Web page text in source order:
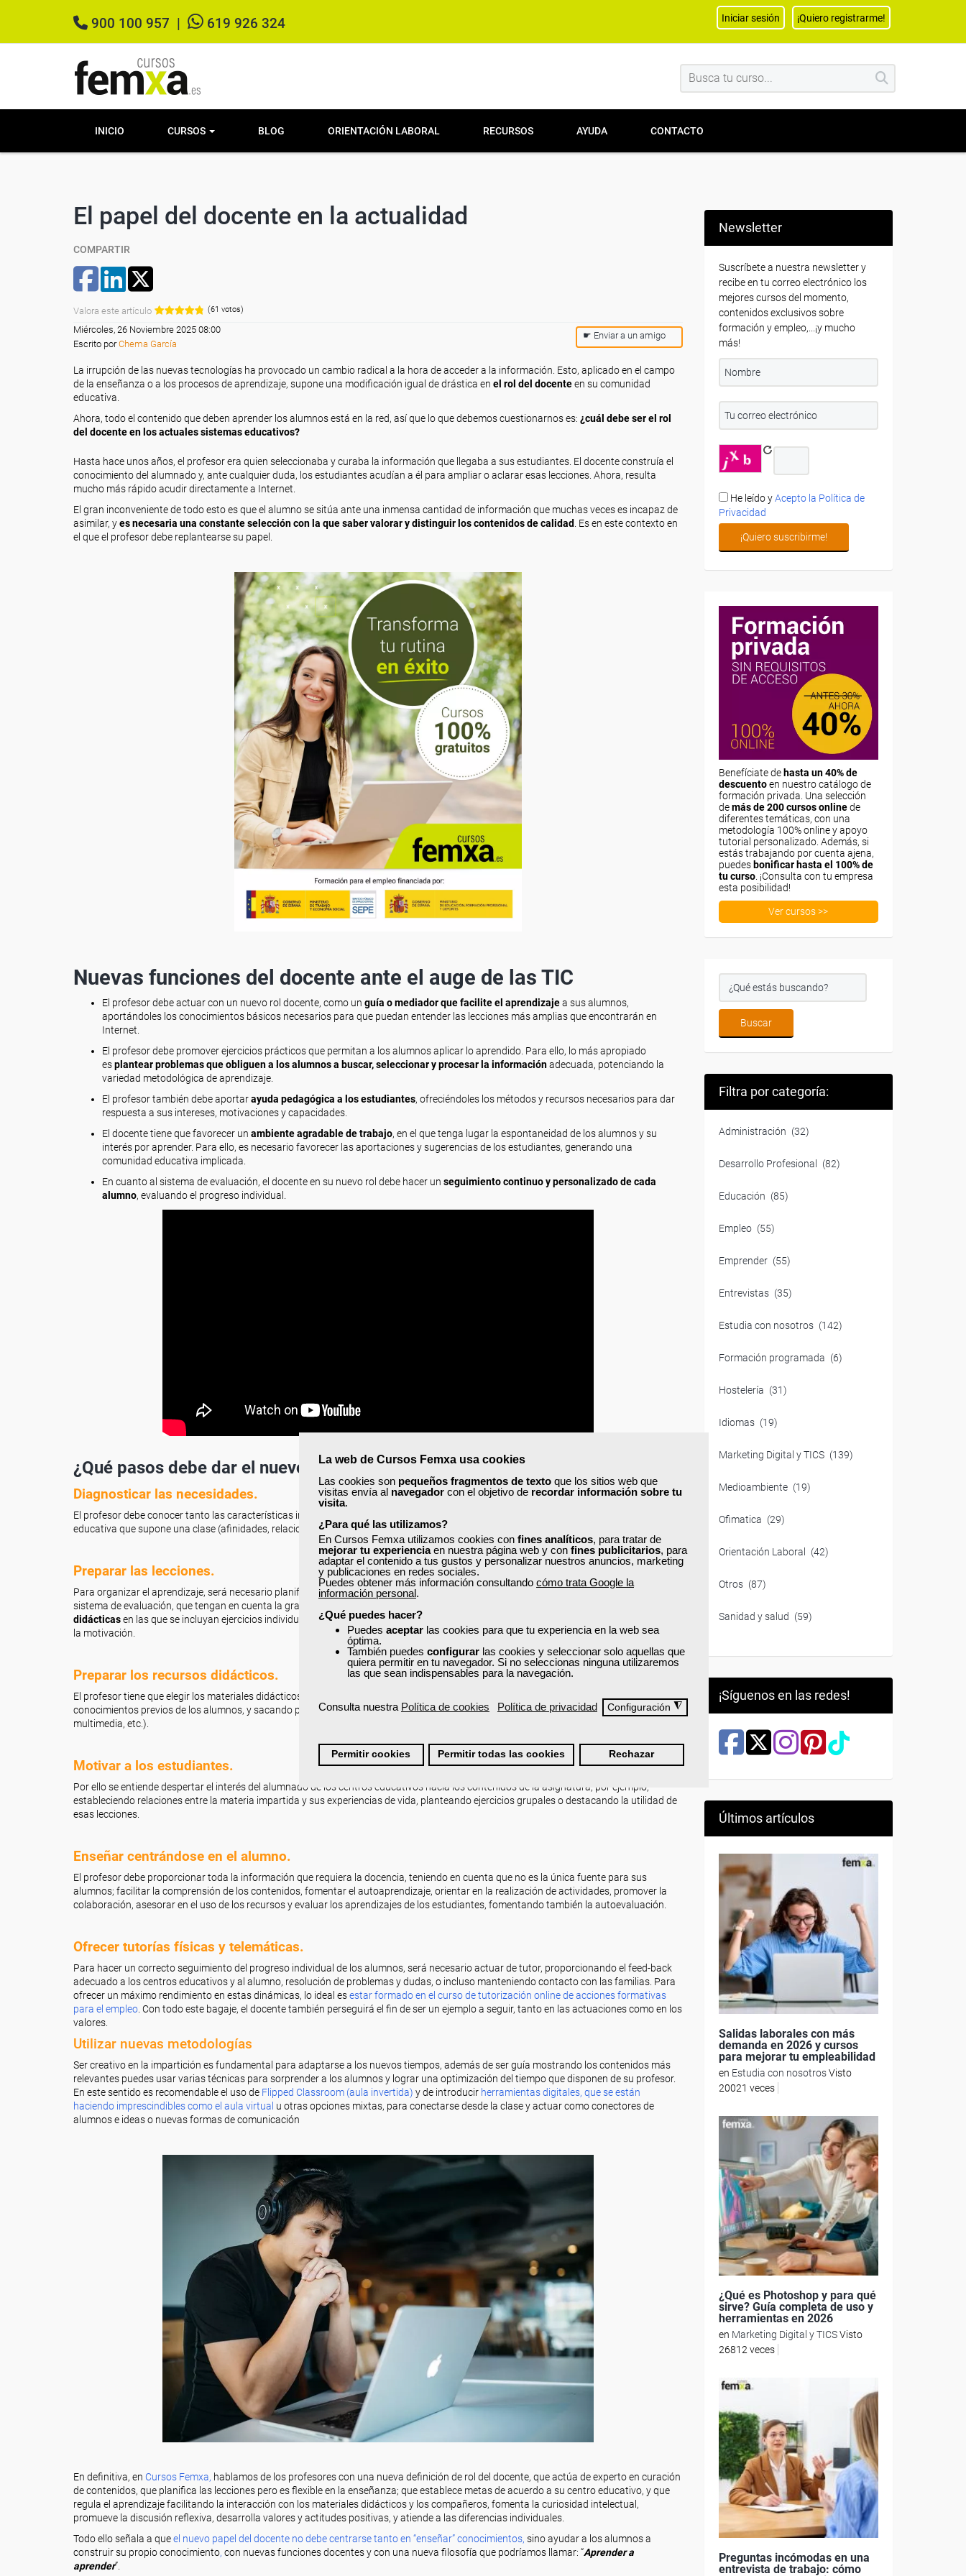
La web de Cursos Femxa usa cookies
Las cookies son pequeños fragmentos de texto que los sitios web que
visitas envía al navegador con el objetivo de recordar información sobre tu
visita.
¿Para qué las utilizamos?
En Cursos Femxa utilizamos cookies con fines analíticos, para tratar de
mejorar tu experienciaen nuestra página web y con fines publicitarios, para
adaptar el contenido a tus gustos y personalizar nuestros anuncios, marketing
y publicaciones en redes sociales.
Puedes obtener más información consultando cómo trata Google la
información personal.
¿Qué puedes hacer?
Puedes aceptar las cookies para que tu experiencia en la web sea
óptima.
También puedes configurar las cookies y seleccionar solo aquellas que
quiera permitir en tu navegador. Si no seleccionas ninguna utilizaremos
las que sean indispensables para la navegación.
Consulta nuestra Política de cookies Política de privacidad Configuración ◮
Permitir cookies Permitir todas las cookies Rechazar
900 100 957 619 926 324 Iniciar sesión ¡Quiero registrarme!
INICIO CURSOS BLOG ORIENTACIÓN LABORAL RECURSOS AYUDA CONTACTO
El papel del docente en la actualidad
COMPARTIR
Valora este artículo (61 votos)
Miércoles, 26 Noviembre 2025 08:00
Escrito porChema García
☛ Enviar a un amigo
La irrupción de las nuevas tecnologías ha provocado un cambio radical a la hora de acceder a la información. Esto, aplicado en el campo
de la enseñanza o a los procesos de aprendizaje, supone una modificación igual de drástica en el rol del docenteen su comunidad
educativa.
Ahora, todo el contenido que deben aprender los alumnos está en la red, así que lo que debemos cuestionarnos es: ¿cuál debe ser el rol
del docente en los actuales sistemas educativos?
Hasta hace unos años, el profesor era quien seleccionaba y curaba la información que llegaba a sus estudiantes. El docente construía el
conocimiento del alumnado y, ante cualquier duda, los estudiantes acudían a él para ampliar o aclarar esas lecciones. Ahora, resulta
mucho más rápido acudir directamente a Internet.
El gran inconveniente de todo esto es que el alumno se sitúa ante una inmensa cantidad de información que muchas veces es incapaz de
asimilar, yes necesaria una constante selección con la que saber valorar y distinguir los contenidos de calidad . Es en este contexto en
el que el profesor debe replantearse su papel.
Nuevas funciones del docente ante el auge de las TIC
El profesor debe actuar con un nuevo rol docente, como un guía o mediador que facilite el aprendizajea sus alumnos,
aportándoles los conocimientos básicos necesarios para que puedan entender las lecciones más amplias que encontrarán en
Internet.
El profesor debe promover ejercicios prácticos que permitan a los alumnos aplicar lo aprendido. Para ello, lo más apropiado
esplantear problemas que obliguen a los alumnos a buscar, seleccionar y procesar la informaciónadecuada, potenciando la
variedad metodológica de aprendizaje.
El profesor también debe aportarayuda pedagógica a los estudiantes, ofreciéndoles los métodos y recursos necesarios para dar
respuesta a sus intereses, motivaciones y capacidades.
El docente tiene que favorecer un ambiente agradable de trabajo, en el que tenga lugar la espontaneidad de los alumnos y su
interés por aprender. Para ello, es necesario favorecer las aportaciones y sugerencias de los estudiantes, generando una
comunidad educativa implicada.
En cuanto al sistema de evaluación, el docente en su nuevo rol debe hacer un seguimiento continuo y personalizado de cada
alumno, evaluando el progreso individual.
¿Qué pasos debe dar el nuevo docente?
Diagnosticar las necesidades.
El profesor debe conocer tanto las características individuales de cada alumno, como las necesidades grupales de la comunidad
educativa que supone una clase (afinidades, relaciones, experiencia, etc.).
Preparar las lecciones.
Para organizar el aprendizaje, será necesario planificar el curso mediante objetivos, contenidos, actividades, materiales didácticos y un
sistema de evaluación, que tengan en cuenta la gran variedad de recursos que ofrece Internet. Así, el profesor debe preparar
didácticasen las que se incluyan ejercicios individuales y colectivos, que promuevan el aprendizaje autónomo, la memoria constructiva y
la motivación.
Preparar los recursos didácticos.
El profesor tiene que elegir los materiales didácticos que se emplearán, también cuándo y cómo, estructurando su uso en función de los
conocimientos previos de los alumnos, y sacando partido a los diferentes canales de información y lenguajes (hipertextos, iconos,
multimedia, etc.).
Motivar a los estudiantes.
Por ello se entiende despertar el interés del alumnado de los centros educativos hacia los contenidos de la asignatura, por ejemplo,
estableciendo relaciones entre la materia impartida y sus experiencias de vida, planteando ejercicios grupales o destacando la utilidad de
esas lecciones.
Enseñar centrándose en el alumno.
El profesor debe proporcionar toda la información que requiera la docencia, teniendo en cuenta que no es la única fuente para sus
alumnos; facilitar la comprensión de los contenidos, fomentar el autoaprendizaje, orientar en la realización de actividades, promover la
colaboración, asesorar en el uso de los recursos y evaluar los aprendizajes de los estudiantes, fomentando también la autoevaluación.
Ofrecer tutorías físicas y telemáticas.
Para hacer un correcto seguimiento del progreso individual de los alumnos, será necesario actuar de tutor, proporcionando el feed-back
adecuado a los centros educativos y al alumno, resolución de problemas y dudas, o incluso manteniendo contacto con las familias. Para
ofrecer un máximo rendimiento en estas dinámicas, lo ideal esestar formado en el curso de tutorización online de acciones formativas
para el empleo . Con todo este bagaje, el docente también perseguirá el fin de ser un ejemplo a seguir, tanto en las actuaciones como en los
valores.
Utilizar nuevas metodologías
Ser creativo en la impartición es fundamental para adaptarse a los nuevos tiempos, además de ser guía mostrando los contenidos más
relevantes puedes usar varias técnicas para sorprender a los alumnos y lograr una optimización del tiempo que disponen de su profesor.
En este sentido es recomendable el uso de Flipped Classroom (aula invertida) y de introducir herramientas digitales, que se están
haciendo imprescindibles como el aula virtual u otras opciones mixtas, para conectarse desde la clase y actuar como conectores de
alumnos e ideas o nuevas formas de comunicación
En definitiva, en Cursos Femxa, hablamos de los profesores con una nueva definición de rol del docente, que actúa de experto en curación
de contenidos, que planifica las lecciones pero es flexible en la enseñanza; que establece metas de acuerdo a su centro educativo, y que
regula el aprendizaje facilitando la interacción con los materiales didácticos y los compañeros, fomenta la curiosidad intelectual,
promueve la discusión reflexiva, desarrolla valores y actitudes positivas, y atiende a las diferencias individuales.
Todo ello señala a queel nuevo papel del docente no debe centrarse tanto en “enseñar” conocimientos, sino ayudar a los alumnos a
construir su propio conocimiento, con nuevas funciones docentes y con una nueva filosofía que podríamos llamar: “Aprender a
aprender”.
Newsletter
Suscríbete a nuestra newsletter y
recibe en tu correo electrónico los
mejores cursos del momento,
contenidos exclusivos sobre
formación y empleo,...¡y mucho
más!
He leído yAcepto la Política de
Privacidad
Benefíciate de hasta un 40% de
descuentoen nuestro catálogo de
formación privada. Una selección
demás de 200 cursos onlinede
diferentes temáticas, con una
metodología 100% online y apoyo
tutorial personalizado. Además, si
estás trabajando por cuenta ajena,
puedes bonificar hasta el 100% de
tu curso. ¡Consulta con tu empresa
esta posibilidad!
Ver cursos >>
Filtra por categoría:
Administración (32)
Desarrollo Profesional (82)
Educación (85)
Empleo (55)
Emprender (55)
Entrevistas (35)
Estudia con nosotros (142)
Formación programada (6)
Hostelería (31)
Idiomas (19)
Marketing Digital y TICS (139)
Medioambiente (19)
Ofimatica (29)
Orientación Laboral (42)
Otros (87)
Sanidad y salud (59)
¡Síguenos en las redes!
Últimos artículos
Salidas laborales con más
demanda en 2026 y cursos
para mejorar tu empleabilidad
en Estudia con nosotros Visto
20021 veces
¿Qué es Photoshop y para qué
sirve? Guía completa de uso y
herramientas en 2026
en Marketing Digital y TICS Visto
26812 veces
Preguntas incómodas en una
entrevista de trabajo: cómo